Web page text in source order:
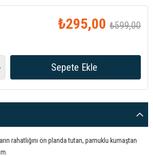
₺599,00
₺295,00
rahatlığını ön planda tutan, pamuklu kumaştan